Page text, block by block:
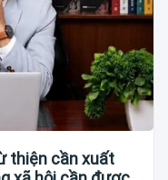
thiện cần xuất